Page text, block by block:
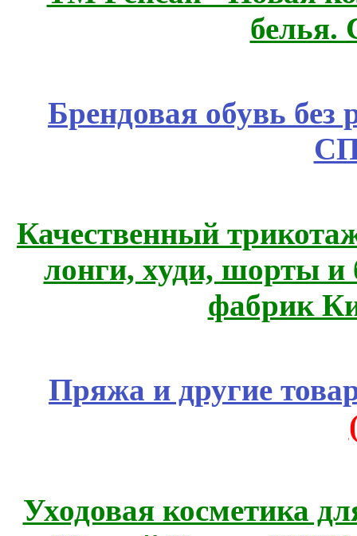
белья.
Брендовая обувь без
Качественный
лонги, худи, шорты
фабрик
Пряжа и другие
Уходовая косметика